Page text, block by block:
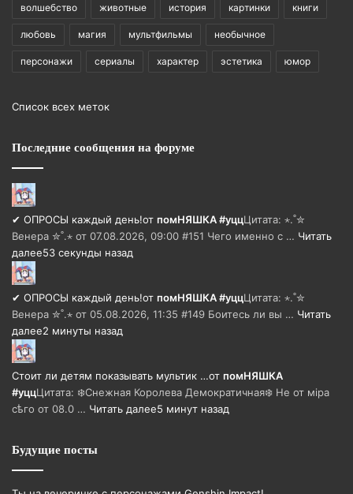
волшебство животные история картинки книги
любовь магия мультфильмы необычное
персонажи сериалы характер эстетика юмор
Список всех меток
Последние сообщения на форуме
✔ ОПРОСЫ каждый день!от помНЯШКА #уццЦитата: ⋆.˚✮
Венера ✮˚.⋆ от 07.08.2026, 09:00 #151 Чего именно с … Читать
далее53 секунды назад
✔ ОПРОСЫ каждый день!от помНЯШКА #уццЦитата: ⋆.˚✮
Венера ✮˚.⋆ от 05.08.2026, 11:35 #149 Боитесь ли вы … Читать
далее2 минуты назад
Стоит ли детям показывать мультик …от помНЯШКА
#уццЦитата: ❄️Снежная Королева Демократичная❄️ Не от мiра
сѣго от 08.0 … Читать далее5 минут назад
Будущие посты